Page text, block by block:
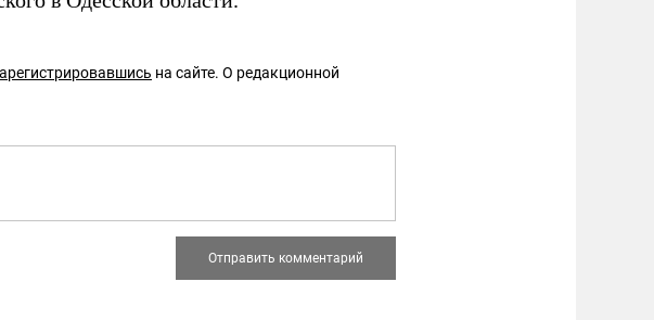
на сайте. О редакционной